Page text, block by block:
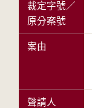
裁定字號／
原分案號
案由
聲請人